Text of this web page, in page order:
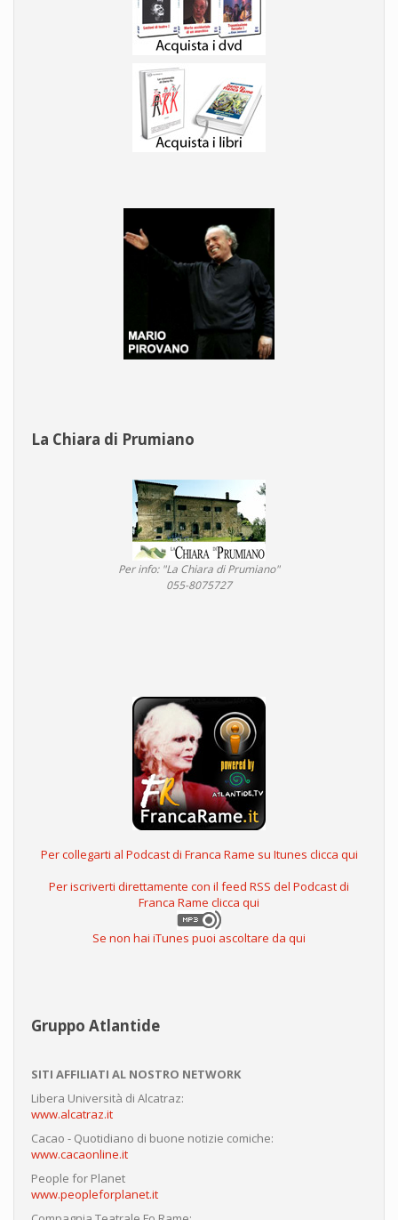
La Chiara di Prumiano
Per info: "La Chiara di Prumiano"
055-8075727
Per collegarti al Podcast di Franca Rame su Itunes clicca qui
Per iscriverti direttamente con il feed RSS del Podcast di
Franca Rame clicca qui
Se non hai iTunes puoi ascoltare da qui
Gruppo Atlantide
SITI AFFILIATI AL NOSTRO NETWORK
Libera Università di Alcatraz:
www.alcatraz.it
Cacao - Quotidiano di buone notizie comiche:
www.cacaonline.it
People for Planet
www.peopleforplanet.it